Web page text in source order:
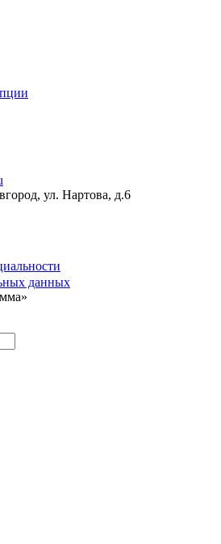
ул. Нартова, д.6
данных